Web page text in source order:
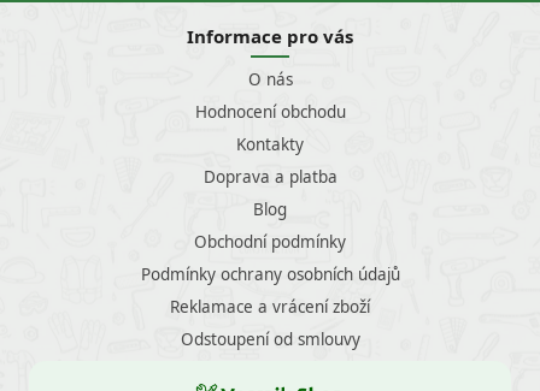
Informace pro vás
O nás
Hodnocení obchodu
Kontakty
Doprava a platba
Blog
Obchodní podmínky
Podmínky ochrany osobních údajů
Reklamace a vrácení zboží
Odstoupení od smlouvy